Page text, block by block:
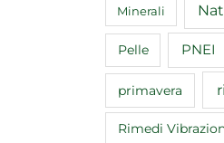
Minerali
Pelle PNEI
primavera
Rimedi